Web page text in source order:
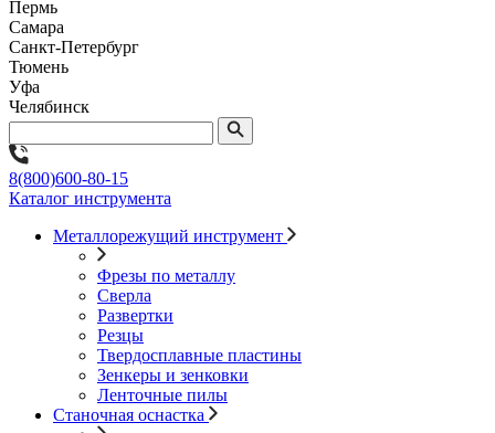
Пермь
Самара
Санкт-Петербург
Тюмень
Уфа
Челябинск
8(800)600-80-15
Каталог инструмента
Металлорежущий инструмент
Фрезы по металлу
Сверла
Развертки
Резцы
Твердосплавные пластины
Зенкеры и зенковки
Ленточные пилы
Станочная оснастка